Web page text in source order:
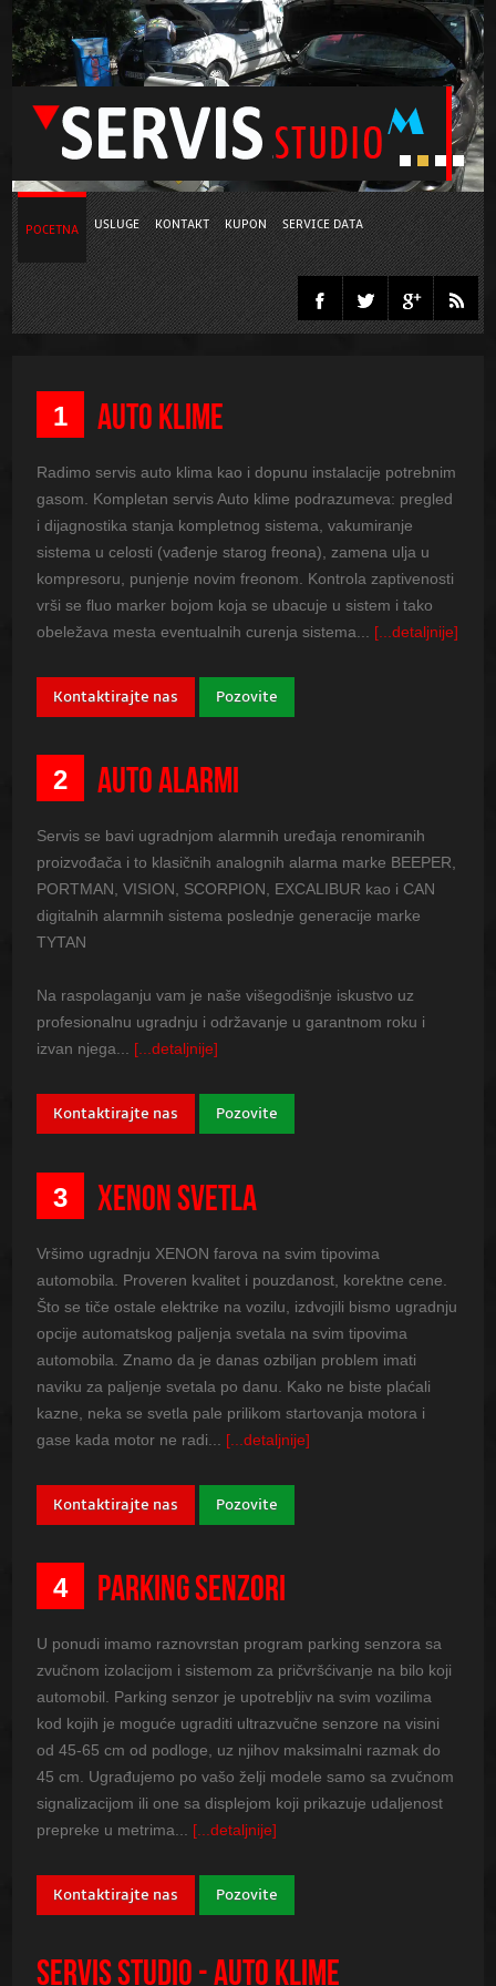
POCETNA USLUGE KONTAKT KUPON SERVICE DATA
1 AUTO KLIME
Radimo servis auto klima kao i dopunu instalacije potrebnim
gasom. Kompletan servis Auto klime podrazumeva: pregled
i dijagnostika stanja kompletnog sistema, vakumiranje
sistema u celosti (vađenje starog freona), zamena ulja u
kompresoru, punjenje novim freonom. Kontrola zaptivenosti
vrši se fluo marker bojom koja se ubacuje u sistem i tako
obeležava mesta eventualnih curenja sistema... [...detaljnije]
Kontaktirajte nas Pozovite
2 AUTO ALARMI
Servis se bavi ugradnjom alarmnih uređaja renomiranih
proizvođača i to klasičnih analognih alarma marke BEEPER,
PORTMAN, VISION, SCORPION, EXCALIBUR kao i CAN
digitalnih alarmnih sistema poslednje generacije marke
TYTAN
Na raspolaganju vam je naše višegodišnje iskustvo uz
profesionalnu ugradnju i održavanje u garantnom roku i
izvan njega... [...detaljnije]
Kontaktirajte nas Pozovite
3 XENON SVETLA
Vršimo ugradnju XENON farova na svim tipovima
automobila. Proveren kvalitet i pouzdanost, korektne cene.
Što se tiče ostale elektrike na vozilu, izdvojili bismo ugradnju
opcije automatskog paljenja svetala na svim tipovima
automobila. Znamo da je danas ozbiljan problem imati
naviku za paljenje svetala po danu. Kako ne biste plaćali
kazne, neka se svetla pale prilikom startovanja motora i
gase kada motor ne radi...
[...detaljnije]
Kontaktirajte nas Pozovite
4 PARKING SENZORI
U ponudi imamo raznovrstan program parking senzora sa
zvučnom izolacijom i sistemom za pričvršćivanje na bilo koji
automobil. Parking senzor je upotrebljiv na svim vozilima
kod kojih je moguće ugraditi ultrazvučne senzore na visini
od 45-65 cm od podloge, uz njihov maksimalni razmak do
45 cm. Ugrađujemo po vašo želji modele samo sa zvučnom
signalizacijom ili one sa displejom koji prikazuje udaljenost
prepreke u metrima... [...detaljnije]
Kontaktirajte nas Pozovite
SERVIS STUDIO - AUTO KLIME